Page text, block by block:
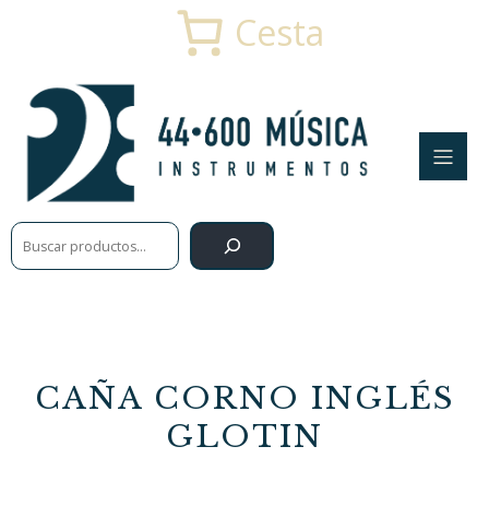
Buscar
Cesta
CAÑA CORNO INGLÉS
GLOTIN